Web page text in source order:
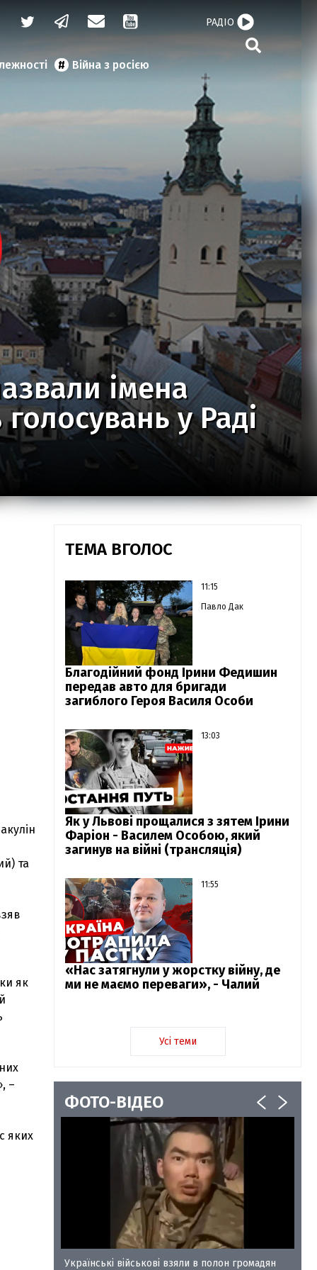
Війна з росією
РАДІО
імена
у Раді
та
як
–
яких
ТЕМА ВГОЛОС
11:15
Павло Дак
Благодійний фонд Ірини Федишин
передав авто для бригади
загиблого Героя Василя Особи
13:03
Як у Львові прощалися з зятем Ірини
Фаріон - Василем Особою, який
загинув на війні (трансляція)
11:55
«Нас затягнули у жорстку війну, де
ми не маємо переваги», - Чалий
Усі теми
ФОТО-ВІДЕО
Українські військові взяли в полон громадян